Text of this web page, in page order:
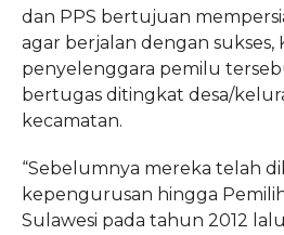
dan PPS bertujuan
agar berjalan dengan sukses,
penyelenggara pemilu
bertugas ditingkat desa/
kecamatan.
“Sebelumnya mereka telah
kepengurusan hingga
Sulawesi pada tahun 2012